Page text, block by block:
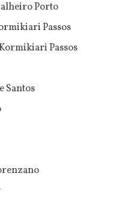
Porto
Passos
Passos
Santos